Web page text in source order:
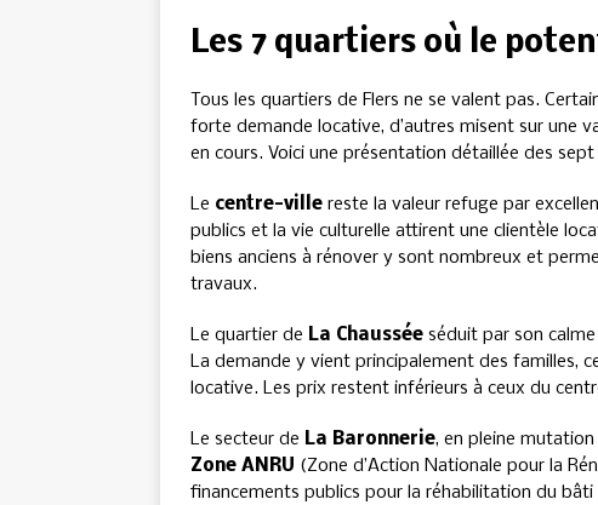
Les 7 quartiers où le
Tous les quartiers de Flers ne se valent pas.
forte demande locative, d’autres misent sur une
en cours. Voici une présentation détaillée des sept
Le centre-ville reste la valeur refuge par
publics et la vie culturelle attirent une clientèle
biens anciens à rénover y sont nombreux et
travaux.
Le quartier de La Chaussée séduit par son
La demande y vient principalement des familles,
locative. Les prix restent inférieurs à ceux du
Le secteur de La Baronnerie, en pleine
Zone ANRU (Zone d’Action Nationale pour la
financements publics pour la réhabilitation du